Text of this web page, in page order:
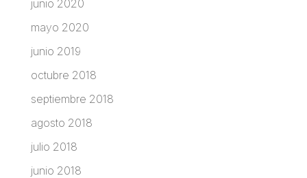
junio 2020
mayo 2020
junio 2019
octubre 2018
septiembre 2018
agosto 2018
julio 2018
junio 2018